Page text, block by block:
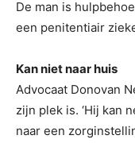
De man is
een penitentiair
Kan niet naar huis
Advocaat Donovan
zijn plek is. ‘Hij kan
naar een